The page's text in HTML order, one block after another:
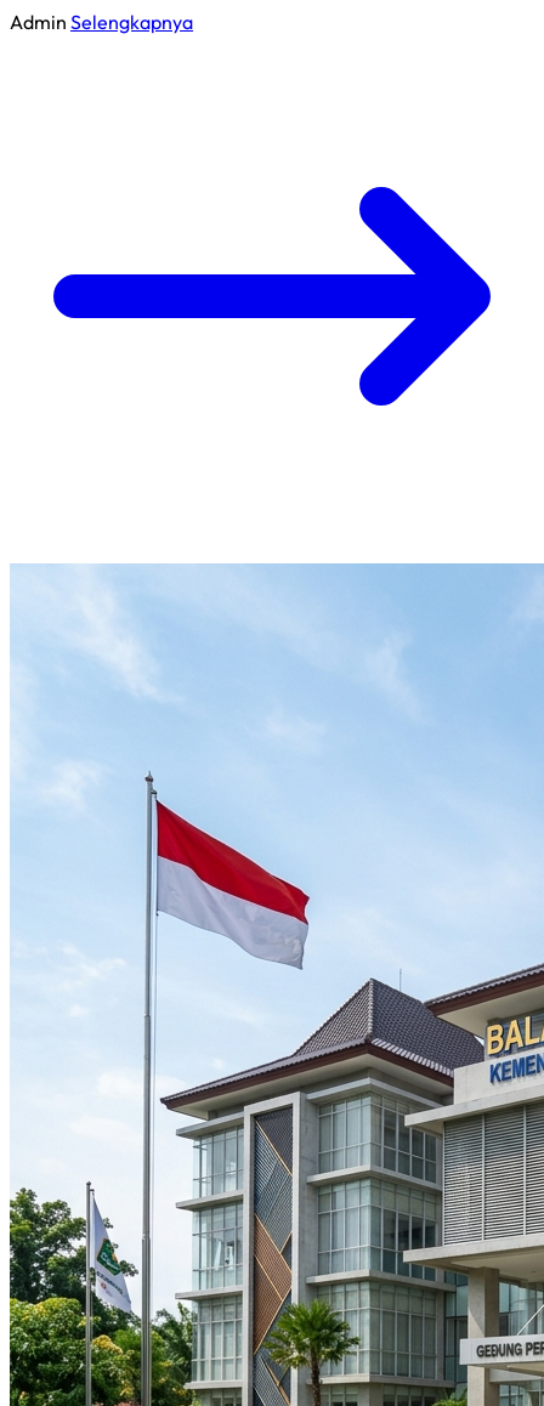
Admin Selengkapnya